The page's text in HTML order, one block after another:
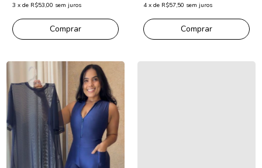
3 x de R$53,00 sem juros
Comprar
4 x de R$57,50 sem juros
Comprar